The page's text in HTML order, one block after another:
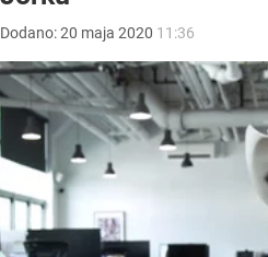
Dodano:20 maja 2020 11:36